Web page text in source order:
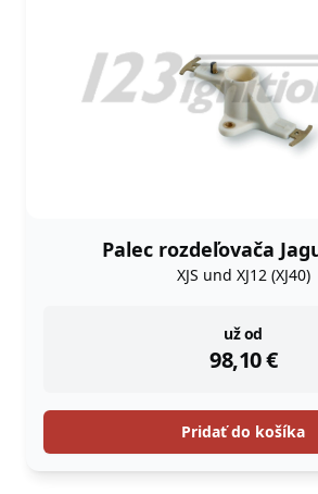
Palec rozdeľovača
XJS und XJ12 (XJ40)
už od
98,10€
instock
Pridať do košíka